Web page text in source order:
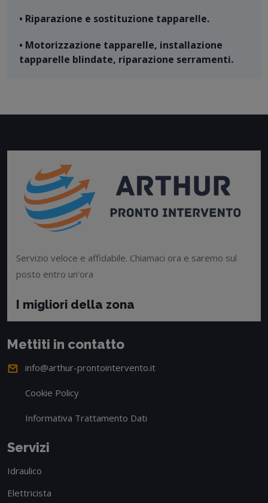
• Riparazione e sostituzione tapparelle.
• Motorizzazione tapparelle, installazione
tapparelle blindate, riparazione serramenti.
Servizio veloce e affidabile. Chiamaci ora e saremo sul
posto entro un'ora
I migliori della zona
Mettiti in contatto
info@arthur-prontointervento.it
Cookie Policy
Informativa Trattamento Dati
Servizi
Idraulico
Elettricista